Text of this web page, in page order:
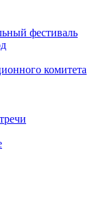
фестиваль
комитета